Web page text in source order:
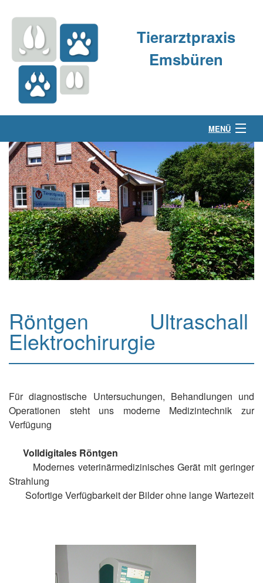
Tierarztpraxis
Emsbüren
MENÜ
Über uns
Kleintierpraxis
Großtierpraxis
Kontakt & Anfahrt
Röntgen Ultraschall
Elektrochirurgie
Für diagnostische Untersuchungen, Behandlungen und
Operationen steht uns moderne Medizintechnik zur
Verfügung
Volldigitales Röntgen
Modernes veterinärmedizinisches Gerät mit geringer
Strahlung
Sofortige Verfügbarkeit der Bilder ohne lange Wartezeit